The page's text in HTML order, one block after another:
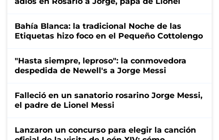
Bahía Blanca: la tradicional Noche de las
Etiquetas hizo foco en el Pequeño Cottolengo
"Hasta siempre, leproso": la conmovedora
despedida de Newell's a Jorge Messi
Falleció en un sanatorio rosarino Jorge Messi,
el padre de Lionel Messi
Lanzaron un concurso para elegir la canción